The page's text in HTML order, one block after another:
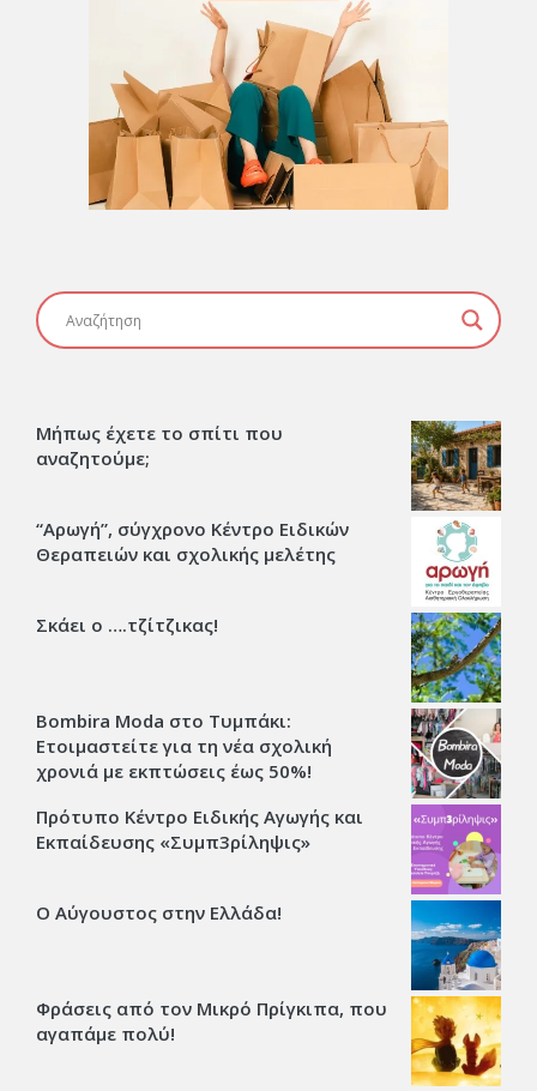
Μήπως έχετε το σπίτι που
αναζητούμε;
“Αρωγή”, σύγχρονο Κέντρο Ειδικών
Θεραπειών και σχολικής μελέτης
Σκάει ο ….τζίτζικας!
Bombira Moda στο Τυμπάκι:
Ετοιμαστείτε για τη νέα σχολική
χρονιά με εκπτώσεις έως 50%!
Πρότυπο Κέντρο Ειδικής Αγωγής και
Εκπαίδευσης «Συμπ3ρίληψις»
Ο Αύγουστος στην Ελλάδα!
Φράσεις από τον Μικρό Πρίγκιπα, που
αγαπάμε πολύ!